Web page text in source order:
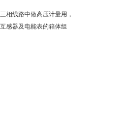
相线路中做高压计量用，
感器及电能表的箱体组